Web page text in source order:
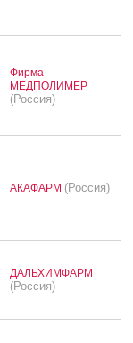
Фирма
МЕДПОЛИМЕР
(Россия)
АКАФАРМ (Россия)
ДАЛЬХИМФАРМ
(Россия)